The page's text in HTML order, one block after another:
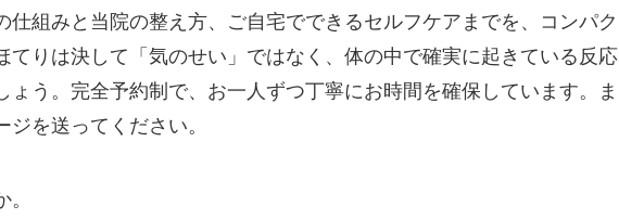
仕組みと当院の整え方、ご自宅でできるセルフケアまでを、コンパク
てりは決して「気のせい」ではなく、体の中で確実に起きている反応
ょう。完全予約制で、お一人ずつ丁寧にお時間を確保しています。ま
を送ってください。